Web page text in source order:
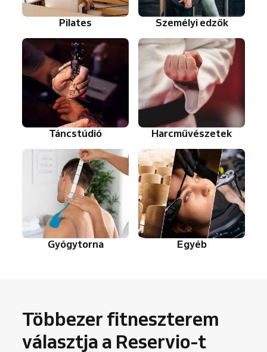
Pilates Személyi edzők
Táncstúdió Harcművészetek
Gyógytorna Egyéb
Többezer fitneszterem
választja a Reservio-t